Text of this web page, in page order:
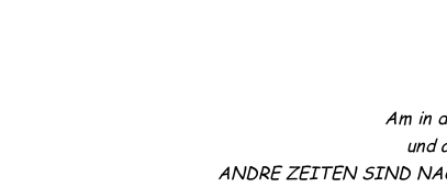
Am in
und
ANDRE ZEITEN SIND